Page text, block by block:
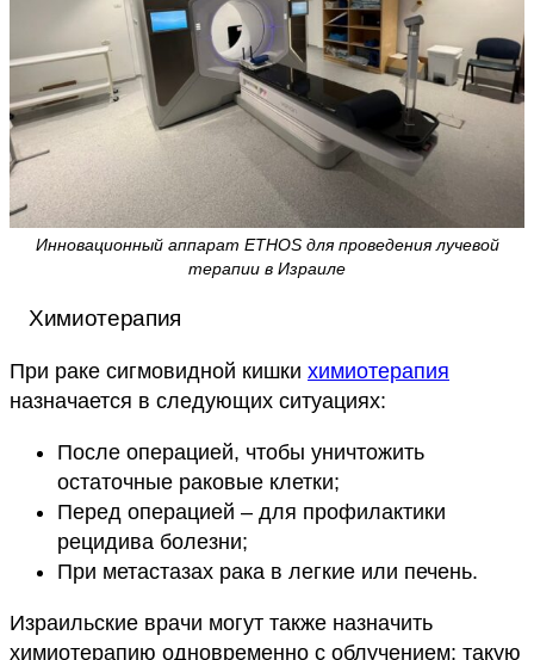
Инновационный аппарат ETHOS для проведения лучевой
терапии в Израиле
Химиотерапия
При раке сигмовидной кишки химиотерапия
назначается в следующих ситуациях:
После операцией, чтобы уничтожить
остаточные раковые клетки;
Перед операцией – для профилактики
рецидива болезни;
При метастазах рака в легкие или печень.
Израильские врачи могут также назначить
химиотерапию одновременно с облучением: такую